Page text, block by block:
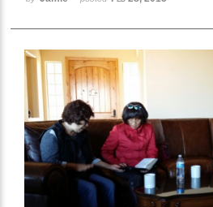
Sketchbook5, 스